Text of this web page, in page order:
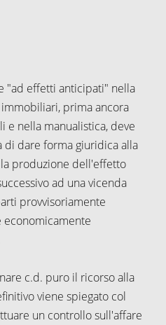
"ad effetti anticipati" nella
prima ancora
e nella manualistica, deve
di dare forma giuridica alla
produzione dell'effetto
ad una vicenda
provvisoriamente
economicamente
c.d. puro il ricorso alla
viene spiegato col
un controllo sull'affare